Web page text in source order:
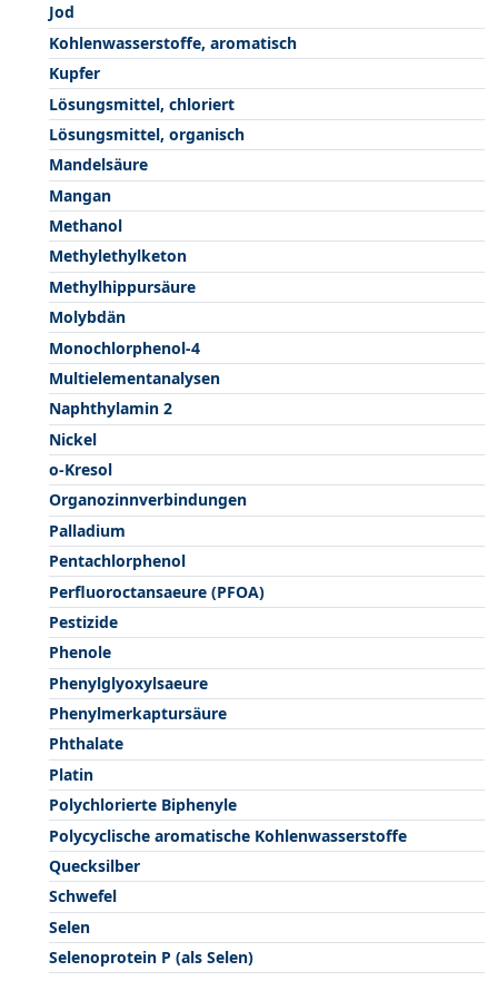
Jod
Kohlenwasserstoffe, aromatisch
Kupfer
Lösungsmittel, chloriert
Lösungsmittel, organisch
Mandelsäure
Mangan
Methanol
Methylethylketon
Methylhippursäure
Molybdän
Monochlorphenol-4
Multielementanalysen
Naphthylamin 2
Nickel
o-Kresol
Organozinnverbindungen
Palladium
Pentachlorphenol
Perfluoroctansaeure (PFOA)
Pestizide
Phenole
Phenylglyoxylsaeure
Phenylmerkaptursäure
Phthalate
Platin
Polychlorierte Biphenyle
Polycyclische aromatische Kohlenwasserstoffe
Quecksilber
Schwefel
Selen
Selenoprotein P (als Selen)